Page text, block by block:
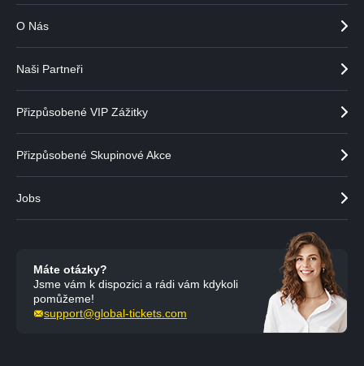
O Nás
Naši Partneři
Přizpůsobené VIP Zážitky
Přizpůsobené Skupinové Akce
Jobs
Máte otázky?
Jsme vám k dispozici a rádi vám kdykoli
pomůžeme!
support@global-tickets.com